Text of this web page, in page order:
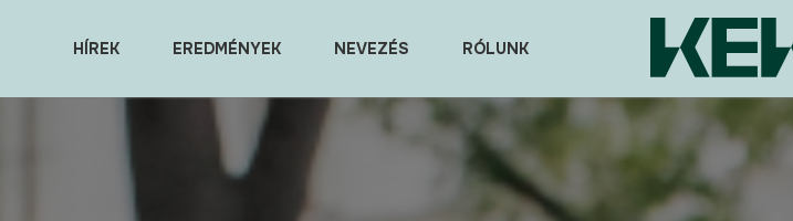
HÍREK EREDMÉNYEK NEVEZÉS RÓLUNK